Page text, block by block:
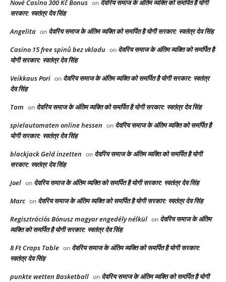
Nové Casino 300 Kč Bonus on देवरिय समाज के अंतिम व्यक्ति को समर्पित है योगी
सरकार: स्वतंत्र देव सिंह
Angelita on देवरिय समाज के अंतिम व्यक्ति को समर्पित है योगी सरकार: स्वतंत्र देव सिंह
Casino 15 free spinů bez vkladu on देवरिय समाज के अंतिम व्यक्ति को समर्पित है
योगी सरकार: स्वतंत्र देव सिंह
Veikkaus Pori on देवरिय समाज के अंतिम व्यक्ति को समर्पित है योगी सरकार: स्वतंत्र
देव सिंह
Tam on देवरिय समाज के अंतिम व्यक्ति को समर्पित है योगी सरकार: स्वतंत्र देव सिंह
spielautomaten online hessen on देवरिय समाज के अंतिम व्यक्ति को समर्पित है
योगी सरकार: स्वतंत्र देव सिंह
blackjack Geld inzetten on देवरिय समाज के अंतिम व्यक्ति को समर्पित है योगी
सरकार: स्वतंत्र देव सिंह
Joel on देवरिय समाज के अंतिम व्यक्ति को समर्पित है योगी सरकार: स्वतंत्र देव सिंह
Marc on देवरिय समाज के अंतिम व्यक्ति को समर्पित है योगी सरकार: स्वतंत्र देव सिंह
Regisztrációs Bónusz magyar engedély nélkül on देवरिय समाज के अंतिम
व्यक्ति को समर्पित है योगी सरकार: स्वतंत्र देव सिंह
8 Ft Craps Table on देवरिय समाज के अंतिम व्यक्ति को समर्पित है योगी सरकार:
स्वतंत्र देव सिंह
punkte wetten Basketball on देवरिय समाज के अंतिम व्यक्ति को समर्पित है योगी